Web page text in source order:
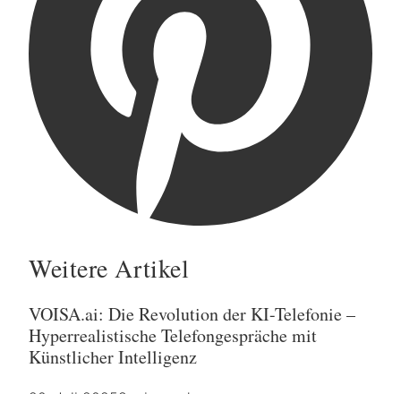
Weitere Artikel
VOISA.ai: Die Revolution der KI-Telefonie –
Hyperrealistische Telefongespräche mit
Künstlicher Intelligenz